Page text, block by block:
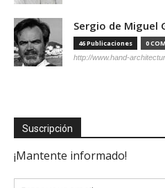
Sergio de Miguel
46 Publicaciones 0
http://www.hand-
Suscripción